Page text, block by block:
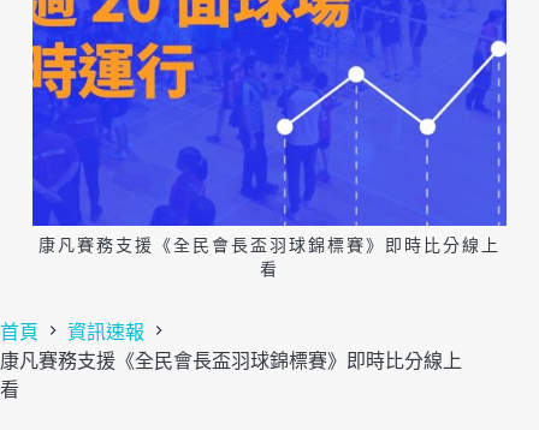
康凡賽務支援《全民會長盃羽球錦標賽》即時比分線上
看
首頁
資訊速報
康凡賽務支援《全民會長盃羽球錦標賽》即時比分線上
看